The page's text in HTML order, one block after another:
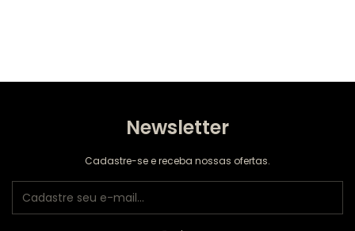
Newsletter
Cadastre-se e receba nossas ofertas.